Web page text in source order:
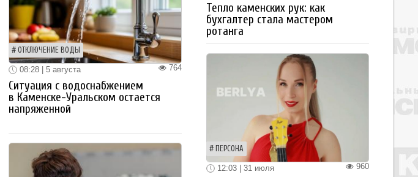
ОТКЛЮЧЕНИЕ ВОДЫ
764
08:28 | 5 августа
Ситуация с водоснабжением
в Каменске-Уральском остается
напряженной
Тепло каменских рук: как
бухгалтер стала мастером
ротанга
ПЕРСОНА
960
12:03 | 31 июля